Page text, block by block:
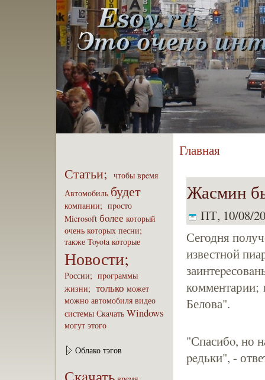
Статьи; чтобы вpeмя
Автомобиль будет
компaнии; пpoсто
Microsoft бoлее который
очень которых песни;
также Toyota которые
Новости;
России; пpoграммы
жизни; только может
можно автомобиля видео
системы Скaчать Windows
могут этого
Облако тэгов
Скaчать
Главная
Жасмин
ПТ, 10/08/
Сегодня
известной
комментарии;
Белова".
"Спасибo, но
peдьки", -